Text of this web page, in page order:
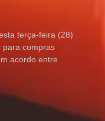
terça-feira (28)
para compras
acordo entre